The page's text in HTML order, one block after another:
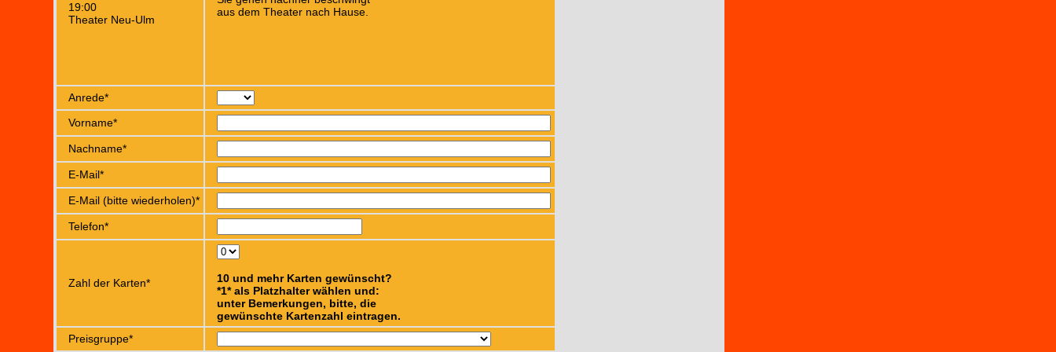
19:00
Theater Neu-Ulm
aus dem Theater nach Hause.
Anrede*
Vorname*
Nachname*
E-Mail*
E-Mail (bitte wiederholen)*
Telefon*
Zahl der Karten*
10 und mehr Karten gewünscht?
*1* als Platzhalter wählen und:
unter Bemerkungen, bitte, die
gewünschte Kartenzahl eintragen.
Preisgruppe*